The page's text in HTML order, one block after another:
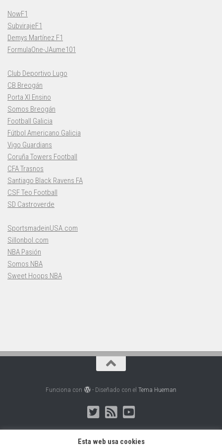
NowF1
SubvirajeF1
Demys Martínez F1
FormulaOne-JAume101
Club Deportivo Lugo
CB Breogán
Porta XI Ensino
Somos Breogán
Football Galicia
Fútbol Americano Galicia
Vigo Guardians
Coruña Towers Football
CFA Trasnos
Santiago Black Ravens FA
CSF Teo Football
SD Castroverde
SportsmadeinUSA.com
Sillonbol.com
NBA Pasión
Somos NBA
Sweet Hoops NBA
Funciona con - Diseñado con el Tema Hueman
Esta web usa cookies